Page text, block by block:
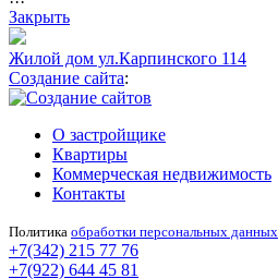
Закрыть
Жилой дом ул.Карпинского 114
Создание сайта:
О застройщике
Квартиры
Коммерческая недвижимость
Контакты
Политика обработки персональных данных
+7(342) 215 77 76
+7(922) 644 45 81